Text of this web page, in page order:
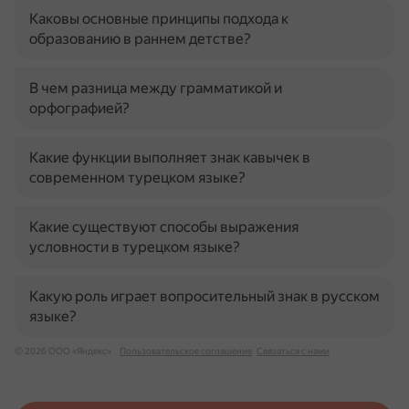
Каковы основные принципы подхода к
образованию в раннем детстве?
В чем разница между грамматикой и
орфографией?
Какие функции выполняет знак кавычек в
современном турецком языке?
Какие существуют способы выражения
условности в турецком языке?
Какую роль играет вопросительный знак в русском
языке?
© 2026 ООО «Яндекс» Пользовательское соглашение Связаться с нами